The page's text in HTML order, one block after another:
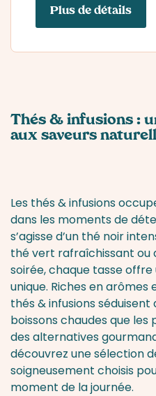
Plus de détails
Thés & infusions :
aux saveurs
Les thés & infusions
dans les moments de
s’agisse d’un thé noir
thé vert rafraîchissant ou
soirée, chaque tasse
unique. Riches en
thés & infusions
boissons chaudes que
des alternatives
découvrez une sélection
soigneusement choisis
moment de la journée.